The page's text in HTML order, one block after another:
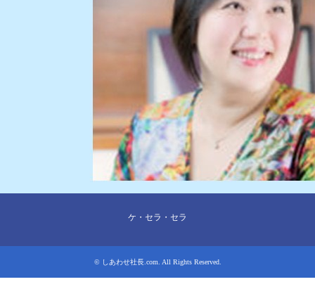
ケ・セラ・セラ
© しあわせ社長.com . All Rights Reserved.